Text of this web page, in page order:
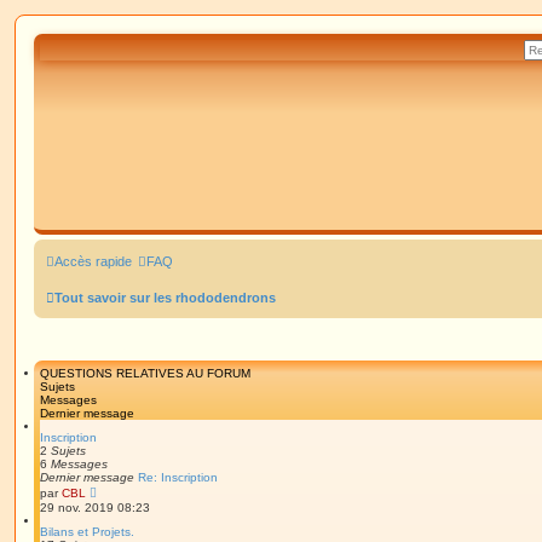
Accès rapide FAQ
Tout savoir sur les rhododendrons
QUESTIONS RELATIVES AU FORUM
Sujets
Messages
Dernier message
Inscription
2 Sujets
6 Messages
Dernier message Re: Inscription
parCBL
o
i
r
29 nov. 2019 08:23
Bilans et Projets.